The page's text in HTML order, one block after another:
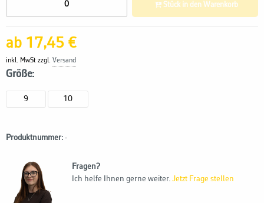
ab 17,45 €
inkl. MwSt zzgl. Versand
Größe:
9 10
Stück in den Warenkorb
Produktnummer: -
Fragen?
Ich helfe Ihnen gerne weiter. Jetzt Frage stellen